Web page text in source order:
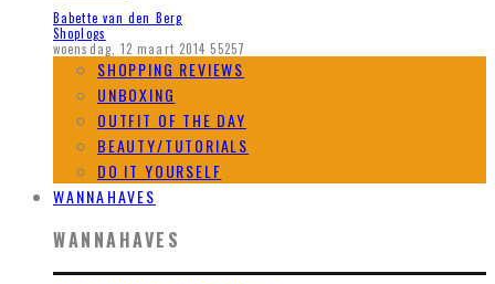
Babette van den Berg
Shoplogs
woensdag, 12 maart 2014 55257
SHOPPING REVIEWS
UNBOXING
OUTFIT OF THE DAY
BEAUTY/TUTORIALS
DO IT YOURSELF
WANNAHAVES
WANNAHAVES